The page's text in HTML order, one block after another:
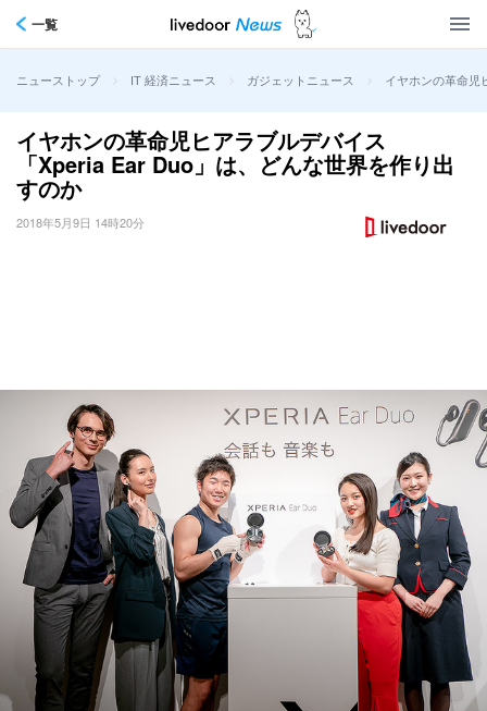
一覧
ニューストップ > IT 経済ニュース > ガジェットニュース > イヤホンの革命児
イヤホンの革命児ヒアラブルデバイス
「Xperia Ear Duo」は、どんな世界を作り出
すのか
2018年5月9日 14時20分